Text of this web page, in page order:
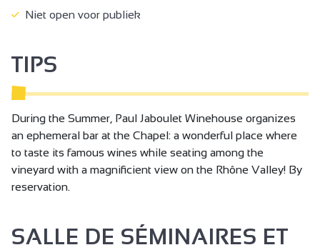
Niet open voor publiek
TIPS
During the Summer, Paul Jaboulet Winehouse organizes
an ephemeral bar at the Chapel: a wonderful place where
to taste its famous wines while seating among the
vineyard with a magnificient view on the Rhône Valley! By
reservation.
SALLE DE SÉMINAIRES ET